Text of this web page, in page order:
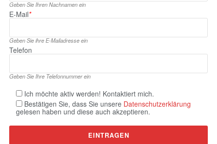
Geben Sie Ihren Nachnamen ein
E‑Mail*
Geben Sie ihre E‑Mailadresse ein
Telefon
Geben Sie Ihre Telefonnummer ein
Ich möchte aktiv werden! Kontaktiert mich.
Bestätigen Sie, dass Sie unsere Datenschutzerklärung
gelesen haben und diese auch akzeptieren.